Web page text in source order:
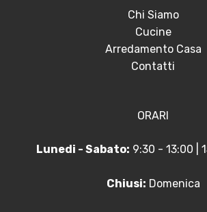
Chi Siamo
Cucine
Arredamento Casa
Contatti
ORARI
Lunedi - Sabato: 9:30 - 13:00 |
Chiusi: Domenica